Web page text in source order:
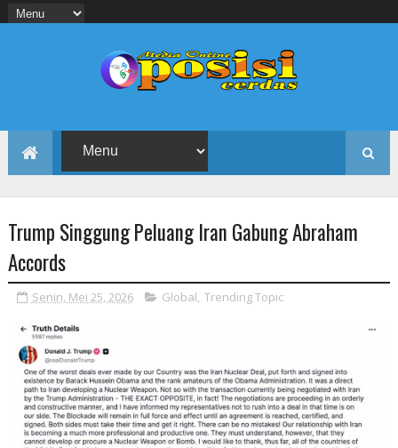
Trump Singgung Peluang Iran Gabung Abraham
Accords
Senin, Mei 25, 2026 Global, Trending Topic